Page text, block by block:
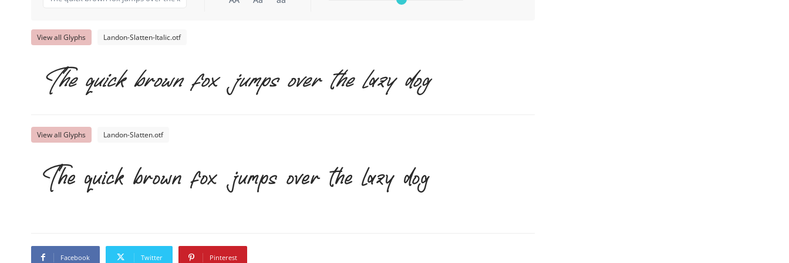
View all Glyphs Landon-Slatten-Italic.otf
The quick brown fox jumps over the lazy dog
View all Glyphs Landon-Slatten.otf
The quick brown fox jumps over the lazy dog
Facebook Twitter Pinterest